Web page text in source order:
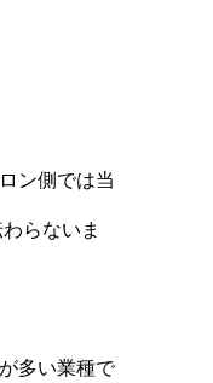
ン側では当
らないま
多い業種で